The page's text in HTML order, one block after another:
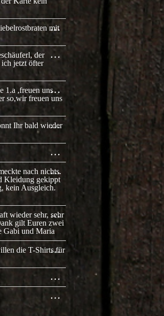
EIN-/AUSBLENDEN.
mit
... DIESE
METABOX
EIN-/AUSBLENDEN.
der
jetzt öfter
...
METABOX
EIN-/AUSBLENDEN.
1.a ,freuen uns
so,wir freuen uns
... DIESE
METABOX
EIN-/AUSBLENDEN.
Ihr bald wieder
...DIESE
METABOX
EIN-/AUSBLENDEN.
...
METABOX
EIN-/AUSBLENDEN.
nach nichts.
Kleidung gekippt
kein Ausgleich.
...DIESE
METABOX
EIN-/AUSBLENDEN.
wieder sehr, sehr
gilt Euren zwei
Gabi und Maria
...DIESE
METABOX
EIN-/AUSBLENDEN.
die T-Shirts für
...DIESE
METABOX
EIN-/AUSBLENDEN.
... DIESE
METABOX
EIN-/AUSBLENDEN.
...
METABOX